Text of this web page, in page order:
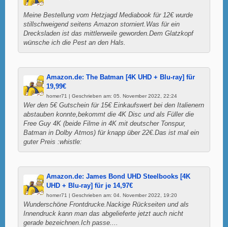
Meine Bestellung vom Hetzjagd Mediabook für 12€ wurde
stillschweigend seitens Amazon storniert.Was für ein
Drecksladen ist das mittlerweile geworden.Dem Glatzkopf
wünsche ich die Pest an den Hals.
Amazon.de: The Batman [4K UHD + Blu-ray] für
19,99€
homer71 | Geschrieben am: 05. November 2022, 22:24
Wer den 5€ Gutschein für 15€ Einkaufswert bei den Italienern
abstauben konnte,bekommt die 4K Disc und als Füller die
Free Guy 4K (beide Filme in 4K mit deutscher Tonspur,
Batman in Dolby Atmos) für knapp über 22€.Das ist mal ein
guter Preis :whistle:
Amazon.de: James Bond UHD Steelbooks [4K
UHD + Blu-ray] für je 14,97€
homer71 | Geschrieben am: 04. November 2022, 19:20
Wunderschöne Frontdrucke.Nackige Rückseiten und als
Innendruck kann man das abgelieferte jetzt auch nicht
gerade bezeichnen.Ich passe....